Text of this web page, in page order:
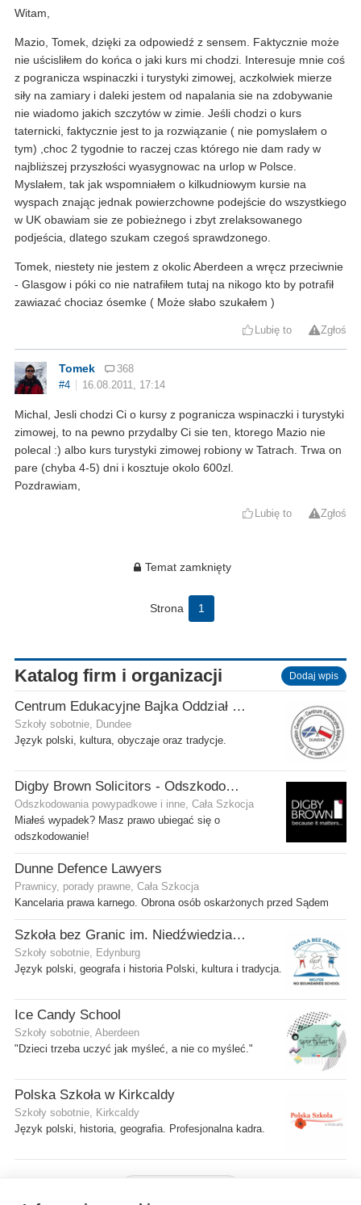
Witam,
Mazio, Tomek, dzięki za odpowiedź z sensem. Faktycznie może
nie uścisliłem do końca o jaki kurs mi chodzi. Interesuje mnie coś
z pogranicza wspinaczki i turystyki zimowej, aczkolwiek mierze
siły na zamiary i daleki jestem od napalania sie na zdobywanie
nie wiadomo jakich szczytów w zimie. Jeśli chodzi o kurs
taternicki, faktycznie jest to ja rozwiązanie ( nie pomyslałem o
tym) ,choc 2 tygodnie to raczej czas którego nie dam rady w
najbliższej przyszłości wyasygnowac na urlop w Polsce.
Myslałem, tak jak wspomniałem o kilkudniowym kursie na
wyspach znając jednak powierzchowne podejście do wszystkiego
w UK obawiam sie ze pobieżnego i zbyt zrelaksowanego
podjeścia, dlatego szukam czegoś sprawdzonego.
Tomek, niestety nie jestem z okolic Aberdeen a wręcz przeciwnie
- Glasgow i póki co nie natrafiłem tutaj na nikogo kto by potrafił
zawiazać chociaz ósemke ( Może słabo szukałem )
Lubię to Zgłoś
Tomek
368
#4
16.08.2011, 17:14
Michal, Jesli chodzi Ci o kursy z pogranicza wspinaczki i turystyki
zimowej, to na pewno przydalby Ci sie ten, ktorego Mazio nie
polecal :) albo kurs turystyki zimowej robiony w Tatrach. Trwa on
pare (chyba 4-5) dni i kosztuje okolo 600zl.
Pozdrawiam,
Lubię to Zgłoś
Temat zamknięty
Strona 1
Katalog firm i organizacji Dodaj wpis
Centrum Edukacyjne Bajka Oddział w Dundee
Szkoły sobotnie, Dundee
Język polski, kultura, obyczaje oraz tradycje.
Digby Brown Solicitors - Odszkodowania w Szkocji
Odszkodowania powypadkowe i inne, Cała Szkocja
Miałeś wypadek? Masz prawo ubiegać się o
odszkodowanie!
Dunne Defence Lawyers
Prawnicy, porady prawne, Cała Szkocja
Kancelaria prawa karnego. Obrona osób oskarżonych przed Sądem
Szkoła bez Granic im. Niedźwiedzia Wojtka
Szkoły sobotnie, Edynburg
Język polski, geografa i historia Polski, kultura i tradycja.
Ice Candy School
Szkoły sobotnie, Aberdeen
"Dzieci trzeba uczyć jak myśleć, a nie co myśleć."
Polska Szkoła w Kirkcaldy
Szkoły sobotnie, Kirkcaldy
Język polski, historia, geografia. Profesjonalna kadra.